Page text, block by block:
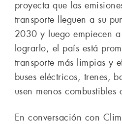
proyecta que las
transporte lleguen a su
2030 y luego empiecen
lograrlo, el país está
transporte más limpias y
buses eléctricos, trenes,
usen menos combustibles
En conversación con